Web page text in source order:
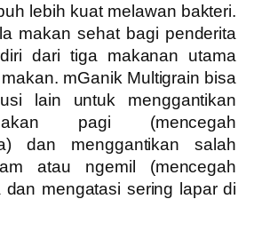
lebih kuat melawan bakteri.
makan sehat bagi penderita
dari tiga makanan utama
mGanik Multigrain bisa
lain untuk menggantikan
pagi (mencegah
dan menggantikan salah
atau ngemil (mencegah
dan mengatasi sering lapar di